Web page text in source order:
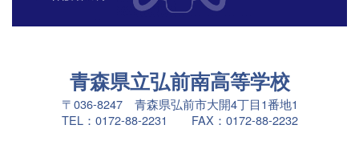
青森県立弘前南高等学校
〒036-8247 青森県弘前市大開4丁目1番地1
TEL：0172-88-2231 FAX：0172-88-2232